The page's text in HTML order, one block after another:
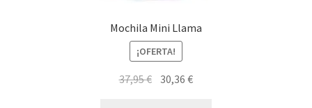
Mochila Mini Llama
¡OFERTA!
37,95€ El30,36€El